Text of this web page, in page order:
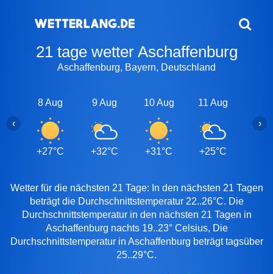
21 tage wetter Aschaffenburg
Aschaffenburg, Bayern, Deutschland
8 Aug
+27°C
9 Aug
+32°C
10 Aug
+31°C
11 Aug
+25°C
‹ ›
Wetter für die nächsten 21 Tage: In den nächsten 21 Tagen
beträgt die Durchschnittstemperatur 22..26°C. Die
Durchschnittstemperatur in den nächsten 21 Tagen in
Aschaffenburg nachts 19..23° Celsius, Die
Durchschnittstemperatur in Aschaffenburg beträgt tagsüber
25..29°C.